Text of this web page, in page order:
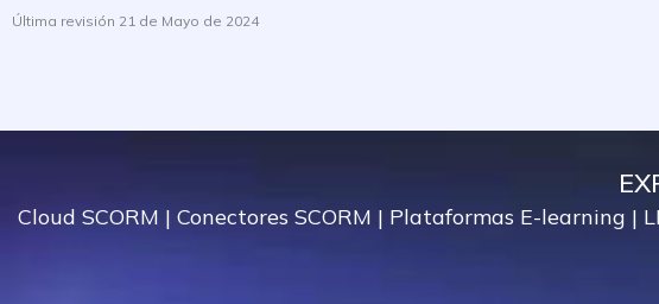
Última revisión 21 de Mayo de 2024
Cloud SCORM | Conectores SCORM | Plataformas E-learning |